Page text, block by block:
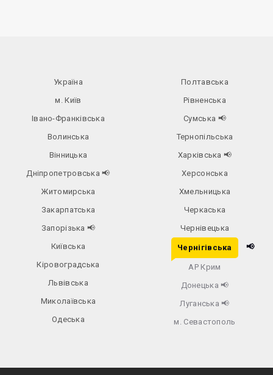
Україна
м. Київ
Івано-Франківська
Волинська
Вінницька
Дніпропетровська📢
Житомирська
Закарпатська
Запорізька 📢
Київська
Кіровоградська
Львівська
Миколаївська
Одеська
Полтавська
Рівненська
Сумська 📢
Тернопільська
Харківська 📢
Херсонська
Хмельницька
Черкаська
Чернівецька
Чернігівська 📢
АР Крим
Донецька 📢
Луганська 📢
м. Севастополь